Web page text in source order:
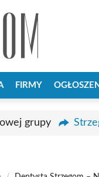
FIRMY
grupy